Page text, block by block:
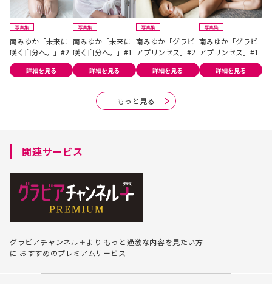
もっと見る
写真集
南みゆか「未来に
咲く自分へ。」#2
詳細を見る
写真集
南みゆか「未来に
咲く自分へ。」#1
詳細を見る
写真集
南みゆか「グラビ
アプリンセス」#2
詳細を見る
写真集
南みゆか「グラビ
アプリンセス」#1
詳細を見る
関連サービス
グラビアチャンネル＋より もっと過激な内容を見たい方
に おすすめのプレミアムサービス